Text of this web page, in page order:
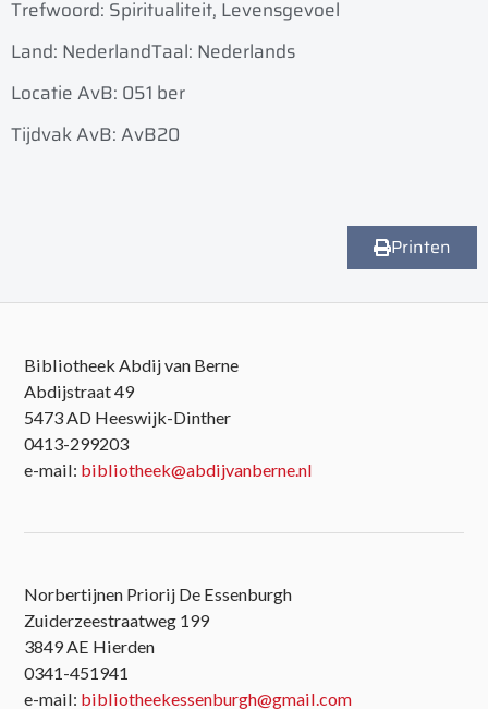
Trefwoord: Spiritualiteit, Levensgevoel
Land: NederlandTaal: Nederlands
Locatie AvB: 051 ber
Tijdvak AvB: AvB20
Printen
Bibliotheek Abdij van Berne
Abdijstraat 49
5473 AD Heeswijk-Dinther
0413-299203
e-mail: bibliotheek@abdijvanberne.nl
Norbertijnen Priorij De Essenburgh
Zuiderzeestraatweg 199
3849 AE Hierden
0341-451941
e-mail: bibliotheekessenburgh@gmail.com